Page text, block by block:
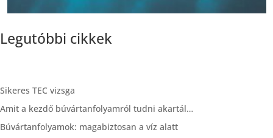
Legutóbbi cikkek
Sikeres TEC vizsga
Amit a kezdő búvártanfolyamról tudni akartál…
Búvártanfolyamok: magabiztosan a víz alatt